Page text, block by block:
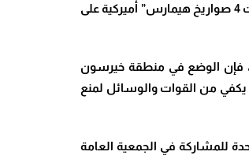
وأعلن مكتب جمهورية لوغانسك الشعبية في المركز المشترك لمراقبة وتنسيق نظام وقف إطلاق النار، في وقت سابق، أن القوات الأوكرانية أطلقت 4 صواريخ هيمارس” أميركية على
فإن الوضع في منطقة خيرسون
من القوات والوسائل لمنع
للمشاركة في ​الجمعية العامة